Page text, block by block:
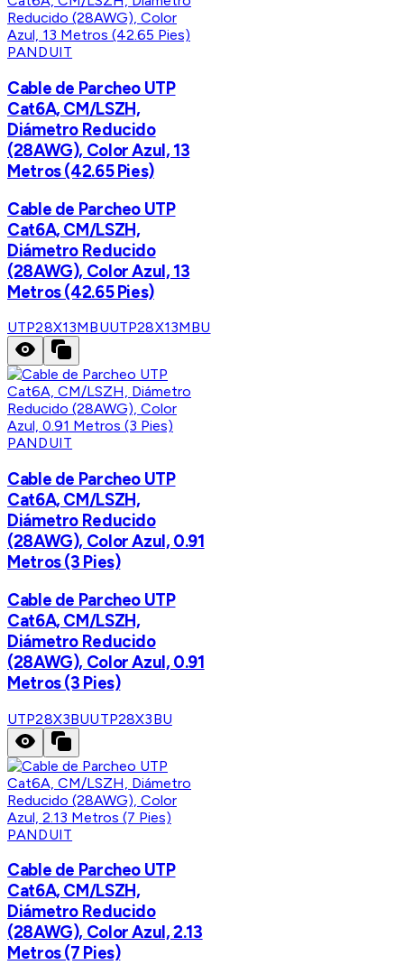
PANDUIT
Cable de Parcheo UTP
Cat6A, CM/LSZH,
Diámetro Reducido
(28AWG), Color Azul, 13
Metros (42.65 Pies)
Cable de Parcheo UTP
Cat6A, CM/LSZH,
Diámetro Reducido
(28AWG), Color Azul, 13
Metros (42.65 Pies)
UTP28X13MBUUTP28X13MBU
PANDUIT
Cable de Parcheo UTP
Cat6A, CM/LSZH,
Diámetro Reducido
(28AWG), Color Azul, 0.91
Metros (3 Pies)
Cable de Parcheo UTP
Cat6A, CM/LSZH,
Diámetro Reducido
(28AWG), Color Azul, 0.91
Metros (3 Pies)
UTP28X3BUUTP28X3BU
PANDUIT
Cable de Parcheo UTP
Cat6A, CM/LSZH,
Diámetro Reducido
(28AWG), Color Azul, 2.13
Metros (7 Pies)